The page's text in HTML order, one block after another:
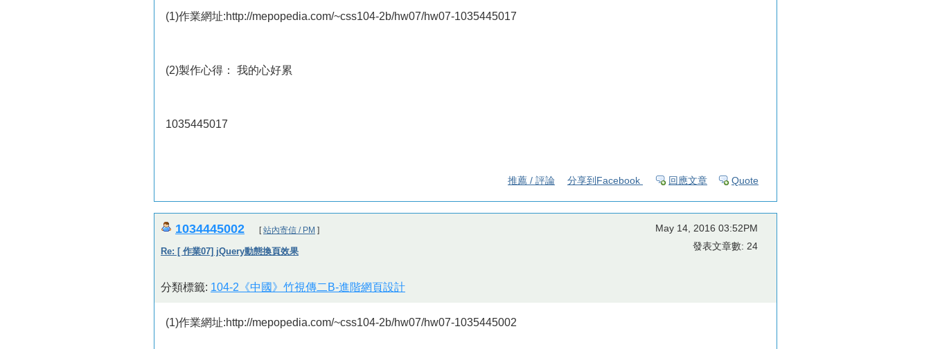
(1)作業網址:http://mepopedia.com/~css104-2b/hw07/hw07-1035445017
(2)製作心得： 我的心好累
1035445017
推薦 / 評論 分享到Facebook 回應文章 Quote
1034445002 [站內寄信 / PM ]
Re: [ 作業07] jQuery動態換頁效果
分類標籤: 104-2《中國》竹視傳二B-進階網頁設計
May 14, 2016 03:52PM
發表文章數: 24
(1)作業網址:http://mepopedia.com/~css104-2b/hw07/hw07-1035445002